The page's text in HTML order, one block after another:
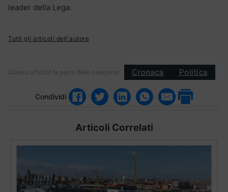
leader della Lega.
Tutti gli articoli dell'autore
Questo articolo fa parte delle categorie: Cronaca Politica
Condividi
Articoli Correlati